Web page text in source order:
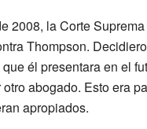
2008, la Corte
Thompson.
él presentara en el
abogado. Esto era
apropiados.